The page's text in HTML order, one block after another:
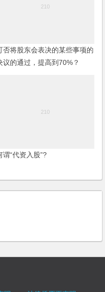
否将股东会表决的某些事项的
议的通过，提高到70%？
谓“代资入股”?